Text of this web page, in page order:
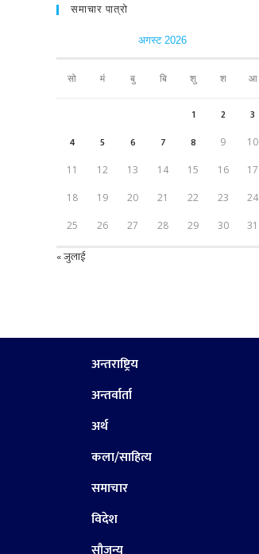
समाचार पात्रो
अगस्ट 2026
सो मं बु बि शु श आ
1 2
3
4
5 6 7 8 9 10
11 12 13 14 15 16 17
18 19 20 21 22 23 24
25 26 27 28 29 30 31
« जुलाई
अन्तराष्ट्रिय
अन्तर्वार्ता
अर्थ
कला/साहित्य
समाचार
विदेश